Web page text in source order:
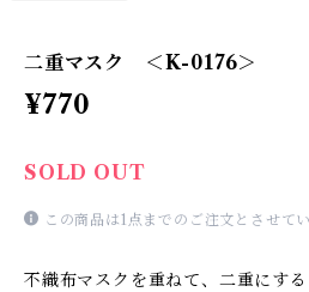
二重マスク ＜K-0176＞
¥770
SOLD OUT
この商品は1点までのご注文とさせて
不織布マスクを重ねて、二重にす